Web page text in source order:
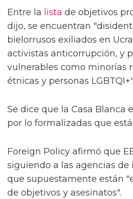
Entre la lista de objetivos
dijo, se encuentran
bielorrusos exiliados en
activistas anticorrupción, y
vulnerables como minorías
étnicas y personas
Se dice que la Casa Blanca
por lo formalizadas que
Foreign Policy afirmó que
siguiendo a las agencias de
que supuestamente están
de objetivos y asesinatos".